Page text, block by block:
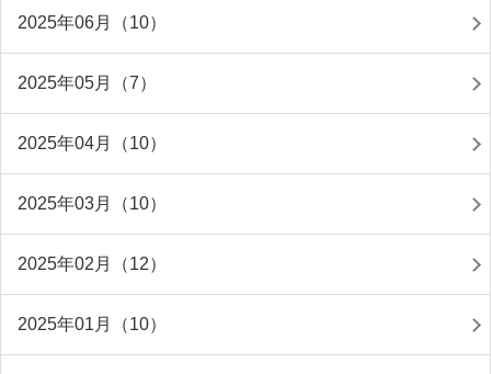
2025年06月（10）
2025年05月（7）
2025年04月（10）
2025年03月（10）
2025年02月（12）
2025年01月（10）